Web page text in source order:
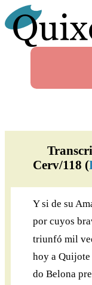
Cerv/118 (
Y si de su
por cuyos
triunfó mil
hoy a
do Belona